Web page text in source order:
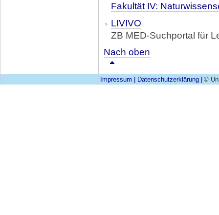
Fakultät IV:
LIVIVO
ZB MED-Suchportal für
Nach oben
Impressum Datenschutzerklärung ©